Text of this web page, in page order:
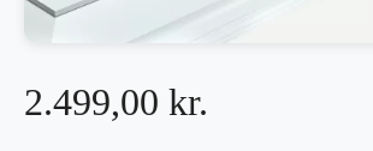
2.499,00 kr.